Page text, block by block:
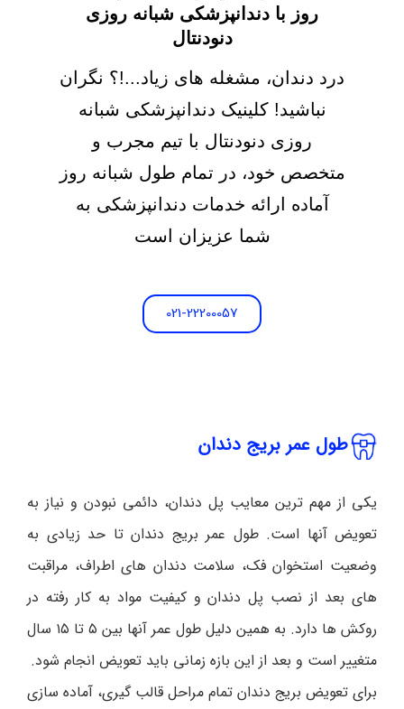
روز با دندانپزشکی شبانه روزی
دنودنتال
درد دندان، مشغله های زیاد...!؟ نگران
نباشید! کلینیک دندانپزشکی شبانه
روزی دنودنتال با تیم مجرب و
متخصص خود، در تمام طول شبانه روز
آماده ارائه خدمات دندانپزشکی به
شما عزیزان است
021-22200057
طول عمر بریج دندان
یکی از مهم ترین معایب پل دندان، دائمی نبودن و نیاز به
تعویض آنها است. طول عمر بریج دندان تا حد زیادی به
وضعیت استخوان فک، سلامت دندان های اطراف، مراقبت
های بعد از نصب پل دندان و کیفیت مواد به کار رفته در
روکش ها دارد. به همین دلیل طول عمر آنها بین ۵ تا ۱۵ سال
متغییر است و بعد از این بازه زمانی باید تعویض انجام شود.
برای تعویض بریج دندان تمام مراحل قالب گیری، آماده سازی